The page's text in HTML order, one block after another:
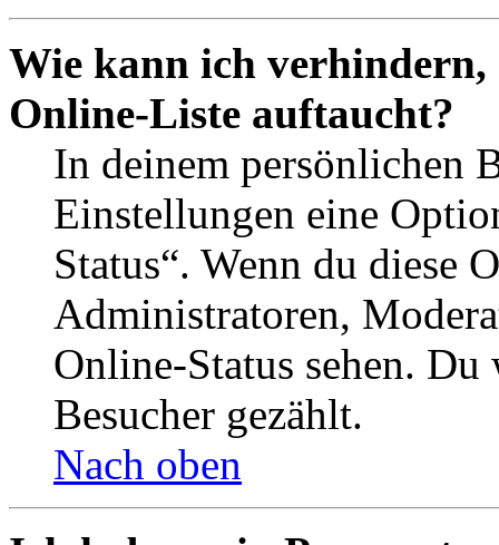
Wie kann ich verhindern,
Online-Liste auftaucht?
In deinem persönlichen
Einstellungen eine
Status“. Wenn du diese
Administratoren,
Online-Status sehen.
Besucher gezählt.
Nach oben